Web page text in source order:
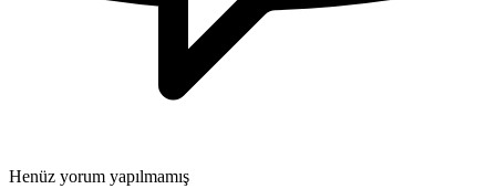
Henüz yorum yapılmamış